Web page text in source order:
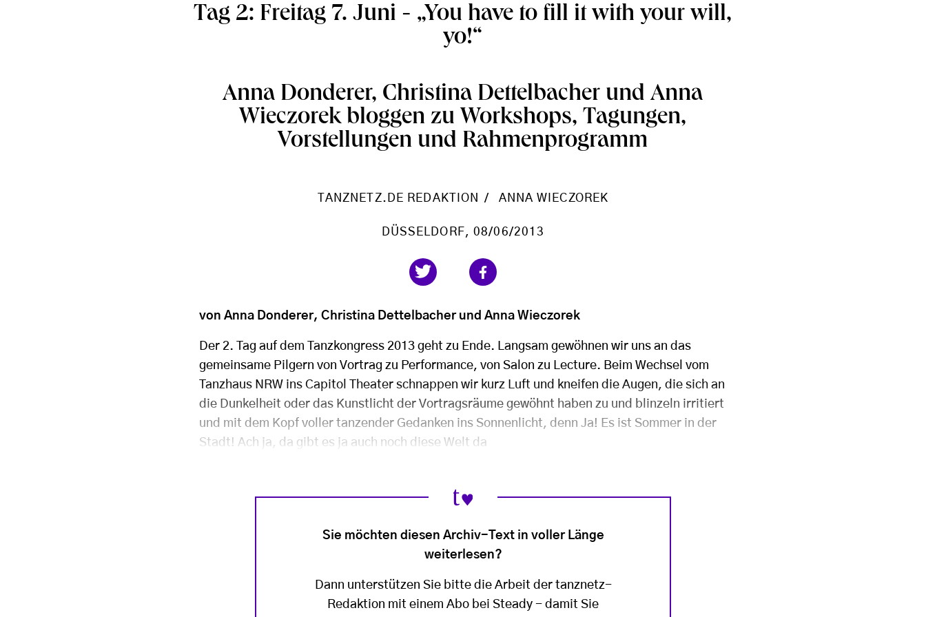
Tag 2: Freitag 7. Juni - „You have to fill it with your will,
yo!“
Anna Donderer, Christina Dettelbacher und Anna
Wieczorek bloggen zu Workshops, Tagungen,
Vorstellungen und Rahmenprogramm
TANZNETZ.DE REDAKTION ANNA WIECZOREK
DÜSSELDORF , 08/06/2013
von Anna Donderer, Christina Dettelbacher und Anna Wieczorek
Der 2. Tag auf dem Tanzkongress 2013 geht zu Ende. Langsam gewöhnen wir uns an das
gemeinsame Pilgern von Vortrag zu Performance, von Salon zu Lecture. Beim Wechsel vom
Tanzhaus NRW ins Capitol Theater schnappen wir kurz Luft und kneifen die Augen, die sich an
die Dunkelheit oder das Kunstlicht der Vortragsräume gewöhnt haben zu und blinzeln irritiert
und mit dem Kopf voller tanzender Gedanken ins Sonnenlicht, denn Ja! Es ist Sommer in der
Stadt! Ach ja, da gibt es ja auch noch diese Welt da
Sie möchten diesen Archiv-Text in voller Länge
weiterlesen?
Dann unterstützen Sie bitte die Arbeit der tanznetz-
Redaktion mit einem Abo bei Steady - damit Sie